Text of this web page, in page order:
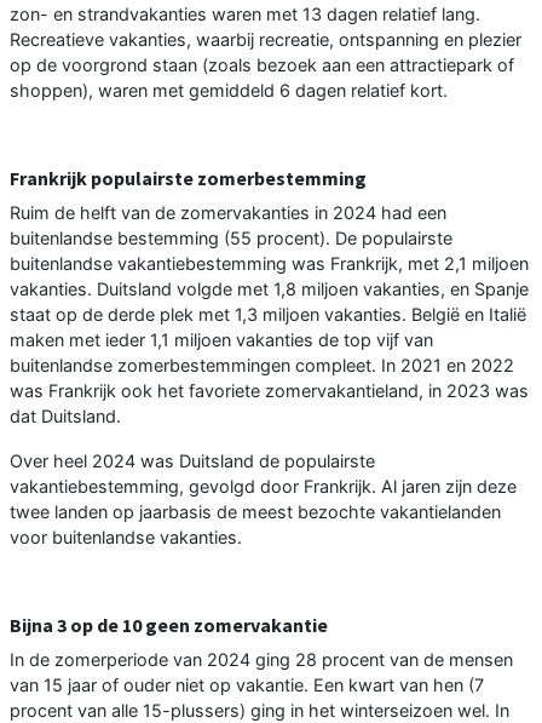
zon- en strandvakanties waren met 13 dagen relatief lang.
Recreatieve vakanties, waarbij recreatie, ontspanning en plezier
op de voorgrond staan (zoals bezoek aan een attractiepark of
shoppen), waren met gemiddeld 6 dagen relatief kort.
Frankrijk populairste zomerbestemming
Ruim de helft van de zomervakanties in 2024 had een
buitenlandse bestemming (55 procent). De populairste
buitenlandse vakantiebestemming was Frankrijk, met 2,1 miljoen
vakanties. Duitsland volgde met 1,8 miljoen vakanties, en Spanje
staat op de derde plek met 1,3 miljoen vakanties. België en Italië
maken met ieder 1,1 miljoen vakanties de top vijf van
buitenlandse zomerbestemmingen compleet. In 2021 en 2022
was Frankrijk ook het favoriete zomervakantieland, in 2023 was
dat Duitsland.
Over heel 2024 was Duitsland de populairste
vakantiebestemming, gevolgd door Frankrijk. Al jaren zijn deze
twee landen op jaarbasis de meest bezochte vakantielanden
voor buitenlandse vakanties.
Bijna 3 op de 10 geen zomervakantie
In de zomerperiode van 2024 ging 28 procent van de mensen
van 15 jaar of ouder niet op vakantie. Een kwart van hen (7
procent van alle 15-plussers) ging in het winterseizoen wel. In